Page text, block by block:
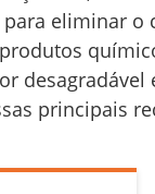
eliminar o
desagradável
principais